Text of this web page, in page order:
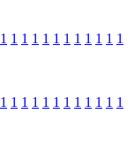
1 1 1 1 1 1 1 1 1 1 1 1
1 1 1 1 1 1 1 1 1 1 1 1